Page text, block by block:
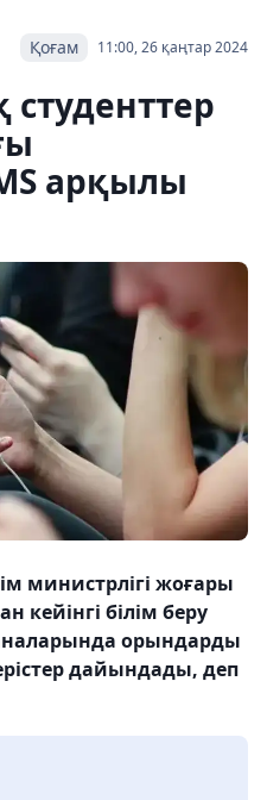
11:00, 26 қаңтар 2024
Қоғам
арқылы
министрлігі жоғары
кейінгі білім беру
орындарды
дайындады, деп